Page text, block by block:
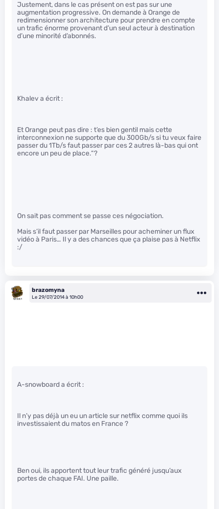
Justement, dans le cas présent on est pas sur une
augmentation progressive. On demande à Orange de
redimensionner son architecture pour prendre en compte
un trafic énorme provenant d’un seul acteur à destination
d’une minorité d’abonnés.
Khalev a écrit :
Et Orange peut pas dire : t’es bien gentil mais cette
interconnexion ne supporte que du 300Gb/s si tu veux faire
passer du 1Tb/s faut passer par ces 2 autres là-bas qui ont
encore un peu de place.“?
On sait pas comment se passe ces négociation.
Mais s’il faut passer par Marseilles pour acheminer un flux
vidéo à Paris… Il y a des chances que ça plaise pas à Netflix
:/
brazomyna
Le 29/07/2014 à 10h00
A-snowboard a écrit :
Il n’y pas déjà un eu un article sur netflix comme quoi ils
investissaient du matos en France ?
Ben oui, ils apportent tout leur trafic généré jusqu’aux
portes de chaque FAI. Une paille.